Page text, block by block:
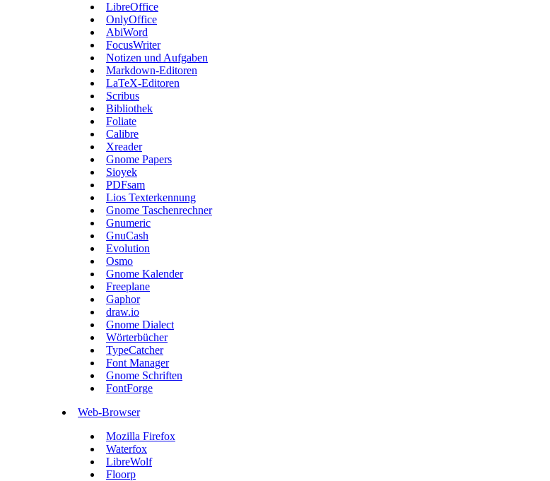
LibreOffice
OnlyOffice
AbiWord
FocusWriter
Notizen und Aufgaben
Markdown-Editoren
LaTeX-Editoren
Scribus
Bibliothek
Foliate
Calibre
Xreader
Gnome Papers
Sioyek
PDFsam
Lios Texterkennung
Gnome Taschenrechner
Gnumeric
GnuCash
Evolution
Osmo
Gnome Kalender
Freeplane
Gaphor
draw.io
Gnome Dialect
Wörterbücher
TypeCatcher
Font Manager
Gnome Schriften
FontForge
Web-Browser
Mozilla Firefox
Waterfox
LibreWolf
Floorp